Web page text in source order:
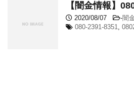
【闇金情報】
2020/08/07 -闇
080-2391-8351,